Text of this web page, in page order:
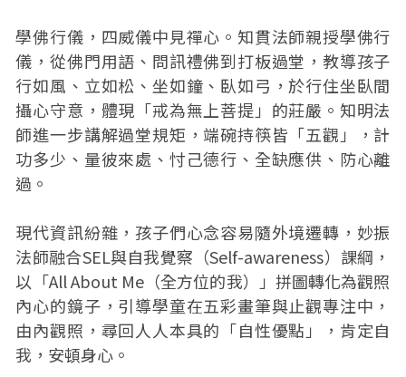
學佛行儀，四威儀中見禪心。知貫法師親授學佛行
儀，從佛門用語、問訊禮佛到打板過堂，教導孩子
行如風、立如松、坐如鐘、臥如弓，於行住坐臥間
攝心守意，體現「戒為無上菩提」的莊嚴。知明法
師進一步講解過堂規矩，端碗持筷皆「五觀」，計
功多少、量彼來處、忖己德行、全缺應供、防心離
過。
現代資訊紛雜，孩子們心念容易隨外境遷轉，妙振
法師融合SEL與自我覺察（Self-awareness）課綱，
以「All About Me（全方位的我）」拼圖轉化為觀照
內心的鏡子，引導學童在五彩畫筆與止觀專注中，
由內觀照，尋回人人本具的「自性優點」，肯定自
我，安頓身心。